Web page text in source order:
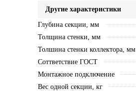
Другие характеристики
Глубина секции, мм
Толщина стенки, мм
Толшина стенки коллектора, мм
Соттветствие ГОСТ
Монтажное подключение
Вес одной секции, кг